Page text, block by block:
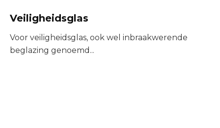
Veiligheidsglas
Voor veiligheidsglas, ook wel inbraakwerende
beglazing genoemd...